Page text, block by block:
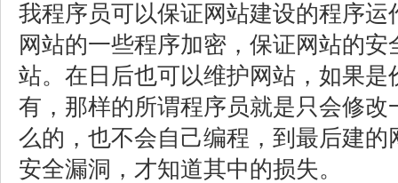
我程序员可以保证网站建设的程序
网站的一些程序加密，保证网站的
站。在日后也可以维护网站，如果
有，那样的所谓程序员就是只会修
么的，也不会自己编程，到最后建
安全漏洞，才知道其中的损失。